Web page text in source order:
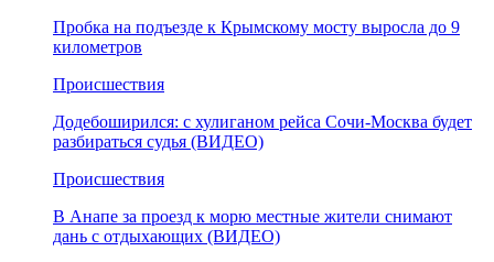
Пробка на подъезде к Крымскому мосту выросла до 9
километров
Происшествия
Додебоширился: с хулиганом рейса Сочи-Москва будет
разбираться судья (ВИДЕО)
Происшествия
В Анапе за проезд к морю местные жители снимают
дань с отдыхающих (ВИДЕО)